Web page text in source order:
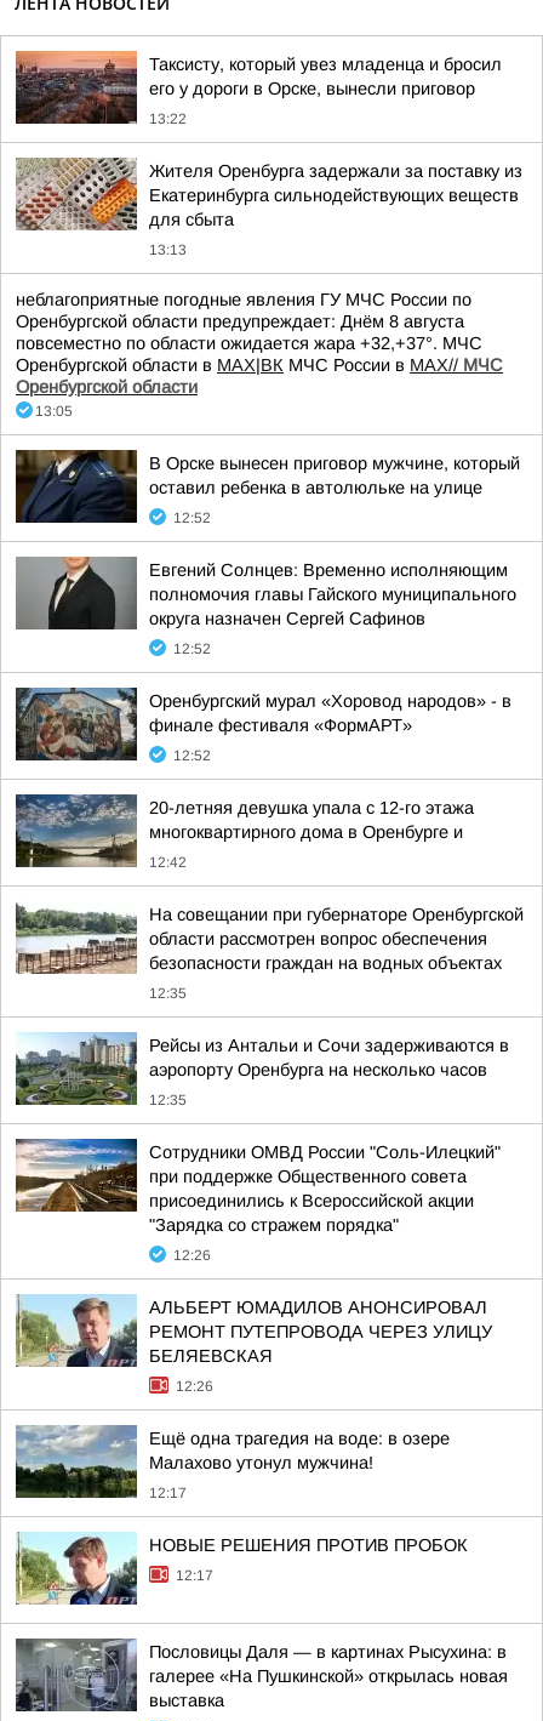
Таксисту, который увез младенца и бросил
его у дороги в Орске, вынесли приговор
13:22
Жителя Оренбурга задержали за поставку из
Екатеринбурга сильнодействующих веществ
для сбыта
13:13
неблагоприятные погодные явления ГУ МЧС России по
Оренбургской области предупреждает: Днём 8 августа
повсеместно по области ожидается жара +32,+37°. МЧС
Оренбургской области в MAX|ВК МЧС России в MAX// МЧС
Оренбургской области
13:05
В Орске вынесен приговор мужчине, который
оставил ребенка в автолюльке на улице
12:52
Евгений Солнцев: Временно исполняющим
полномочия главы Гайского муниципального
округа назначен Сергей Сафинов
12:52
Оренбургский мурал «Хоровод народов» - в
финале фестиваля «ФормАРТ»
12:52
20-летняя девушка упала с 12-го этажа
многоквартирного дома в Оренбурге и
12:42
На совещании при губернаторе Оренбургской
области рассмотрен вопрос обеспечения
безопасности граждан на водных объектах
12:35
Рейсы из Антальи и Сочи задерживаются в
аэропорту Оренбурга на несколько часов
12:35
Сотрудники ОМВД России "Соль-Илецкий"
при поддержке Общественного совета
присоединились к Всероссийской акции
"Зарядка со стражем порядка"
12:26
АЛЬБЕРТ ЮМАДИЛОВ АНОНСИРОВАЛ
РЕМОНТ ПУТЕПРОВОДА ЧЕРЕЗ УЛИЦУ
БЕЛЯЕВСКАЯ
12:26
Ещё одна трагедия на воде: в озере
Малахово утонул мужчина!
12:17
НОВЫЕ РЕШЕНИЯ ПРОТИВ ПРОБОК
12:17
Пословицы Даля — в картинах Рысухина: в
галерее «На Пушкинской» открылась новая
выставка